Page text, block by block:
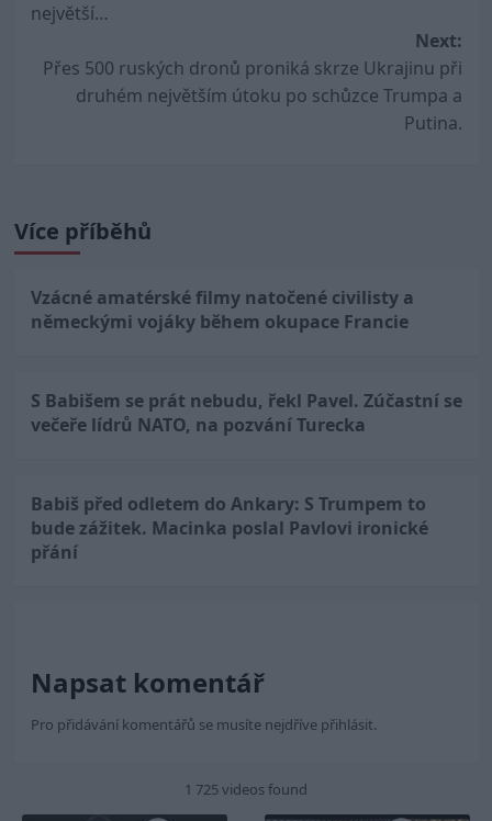
největší…
Next:
Přes 500 ruských dronů proniká skrze Ukrajinu při
druhém největším útoku po schůzce Trumpa a
Putina.
Více příběhů
Vzácné amatérské filmy natočené civilisty a
německými vojáky během okupace Francie
S Babišem se prát nebudu, řekl Pavel. Zúčastní se
večeře lídrů NATO, na pozvání Turecka
Babiš před odletem do Ankary: S Trumpem to
bude zážitek. Macinka poslal Pavlovi ironické
přání
Napsat komentář
Pro přidávání komentářů se musíte nejdříve přihlásit.
1 725 videos found